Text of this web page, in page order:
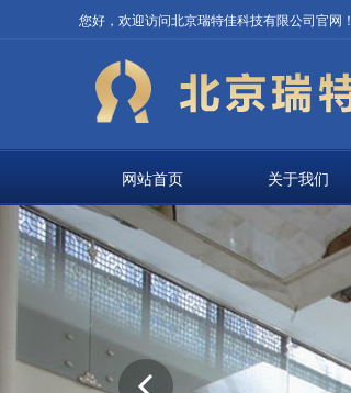
您好，欢迎访问北京瑞特佳科技有限公司官网！
网站首页 关于我们